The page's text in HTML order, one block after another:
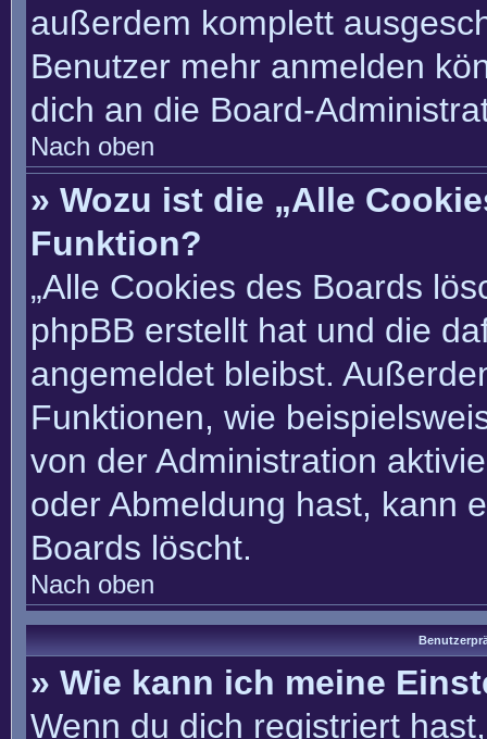
außerdem komplett
Benutzer mehr anmelden
dich an die Board-
Nach oben
» Wozu ist die „Alle
Funktion?
„Alle Cookies des Boards
phpBB erstellt hat und die
angemeldet bleibst.
Funktionen, wie
von der Administration
oder Abmeldung hast, kann
Boards löscht.
Nach oben
» Wie kann ich meine
Wenn du dich registriert